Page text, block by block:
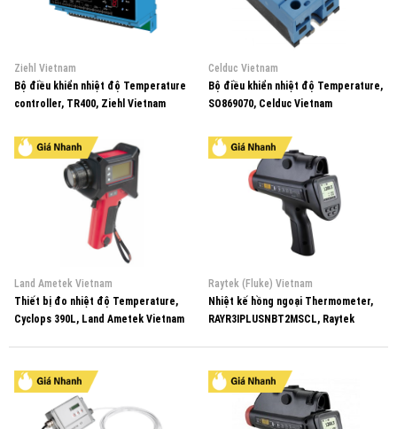
Ziehl Vietnam
Bộ điều khiển nhiệt độ Temperature
controller, TR400, Ziehl Vietnam
Celduc Vietnam
Bộ điều khiển nhiệt độ Temperature,
SO869070, Celduc Vietnam
Land Ametek Vietnam
Thiết bị đo nhiệt độ Temperature,
Cyclops 390L, Land Ametek Vietnam
Raytek (Fluke) Vietnam
Nhiệt kế hồng ngoại Thermometer,
RAYR3IPLUSNBT2MSCL, Raytek